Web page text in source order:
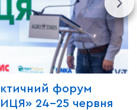
форум
24-25 червня